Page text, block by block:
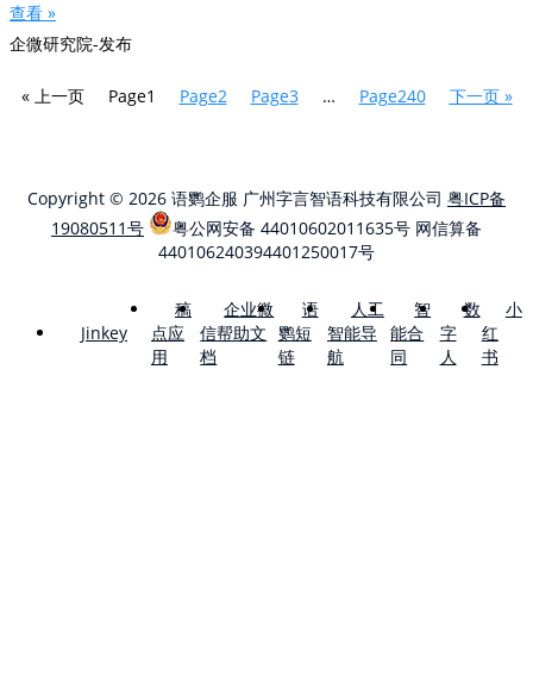
查看 »
企微研究院-发布
« 上一页 Page1 Page2 Page3 … Page240 下一页 »
Copyright © 2026 语鹦企服 广州字言智语科技有限公司 粤ICP备
19080511号
粤公网安备 44010602011635号 网信算备
440106240394401250017号
Jinkey
稿
点应
用
企业微
信帮助文
档
语
鹦短
链
人工
智能导
航
智
能合
同
数
字
人
小
红
书